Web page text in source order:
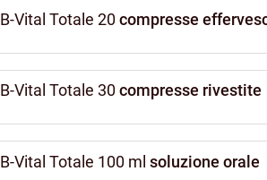
B-Vital Totale 20compresse
B-Vital Totale 30compresse rivestite
B-Vital Totale 100 mlsoluzione orale